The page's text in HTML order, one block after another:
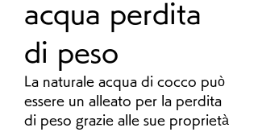
acqua perdita
di peso
La naturale acqua di cocco può
essere un alleato per la perdita
di peso grazie alle sue proprietà